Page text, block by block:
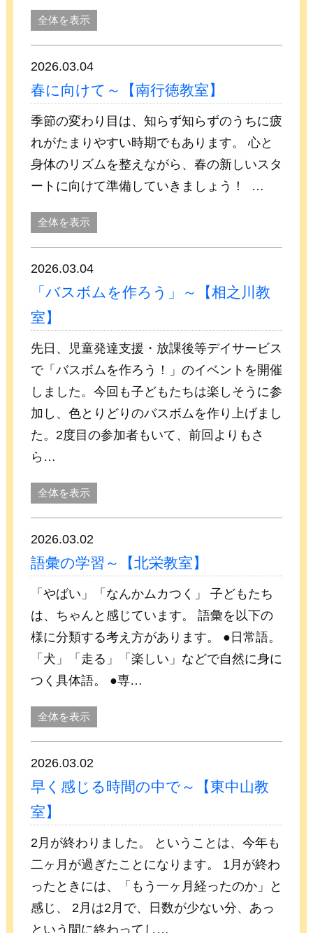
全体を表示
2026.03.04
春に向けて～【南行徳教室】
季節の変わり目は、知らず知らずのうちに疲
れがたまりやすい時期でもあります。 心と
身体のリズムを整えながら、春の新しいスタ
ートに向けて準備していきましょう！ …
全体を表示
2026.03.04
「バスボムを作ろう」～【相之川教
室】
先日、児童発達支援・放課後等デイサービス
で「バスボムを作ろう！」のイベントを開催
しました。今回も子どもたちは楽しそうに参
加し、色とりどりのバスボムを作り上げまし
た。2度目の参加者もいて、前回よりもさ
ら…
全体を表示
2026.03.02
語彙の学習～【北栄教室】
「やばい」「なんかムカつく」 子どもたち
は、ちゃんと感じています。 語彙を以下の
様に分類する考え方があります。 ●日常語。
「犬」「走る」「楽しい」などで自然に身に
つく具体語。 ●専…
全体を表示
2026.03.02
早く感じる時間の中で～【東中山教
室】
2月が終わりました。 ということは、今年も
二ヶ月が過ぎたことになります。 1月が終わ
ったときには、「もう一ヶ月経ったのか」と
感じ、 2月は2月で、日数が少ない分、あっ
という間に終わってし…